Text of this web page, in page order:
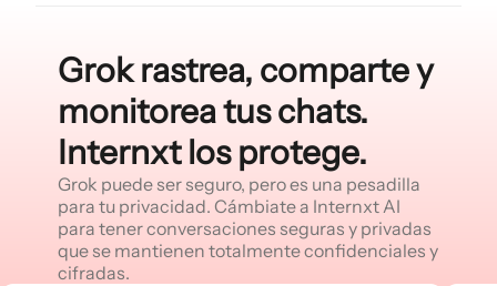
Grok rastrea, comparte y
monitorea tus chats.
Internxt los protege.
Grok puede ser seguro, pero es una pesadilla
para tu privacidad. Cámbiate a Internxt AI
para tener conversaciones seguras y privadas
que se mantienen totalmente confidenciales y
cifradas.